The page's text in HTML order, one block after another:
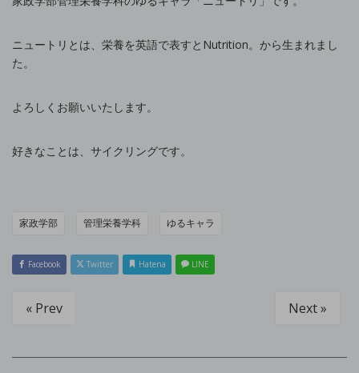
ニュートリとは、栄養を英語で表すとNutrition。から生まれまし
た。
よろしくお願いいたします。
好きなことは、サイクリングです。
家政学部 管理栄養学科 ゆるキャラ
Facebook Twitter Hatena LINE
« Prev Next »